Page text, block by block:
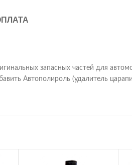
запасных частей для
Автополироль (удалитель